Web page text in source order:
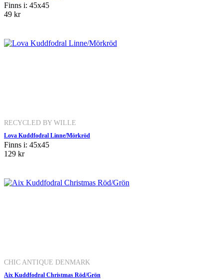
Finns i: 45x45
49 kr
RECYCLED BY WILLE
Lova Kuddfodral Linne/Mörkröd
Finns i: 45x45
129 kr
CHIC ANTIQUE DENMARK
Aix Kuddfodral Christmas Röd/Grön